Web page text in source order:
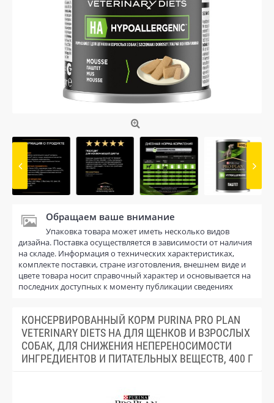
Обращаем ваше внимание
Упаковка товара может иметь несколько видов
дизайна. Поставка осуществляется в зависимости от наличия
на складе. Информация о технических характеристиках,
комплекте поставки, стране изготовления, внешнем виде и
цвете товара носит справочный характер и основывается на
последних доступных к моменту публикации сведениях
КОНСЕРВИРОВАННЫЙ КОРМ PURINA PRO PLAN
VETERINARY DIETS HA ДЛЯ ЩЕНКОВ И ВЗРОСЛЫХ
СОБАК, ДЛЯ СНИЖЕНИЯ НЕПЕРЕНОСИМОСТИ
ИНГРЕДИЕНТОВ И ПИТАТЕЛЬНЫХ ВЕЩЕСТВ, 400 Г